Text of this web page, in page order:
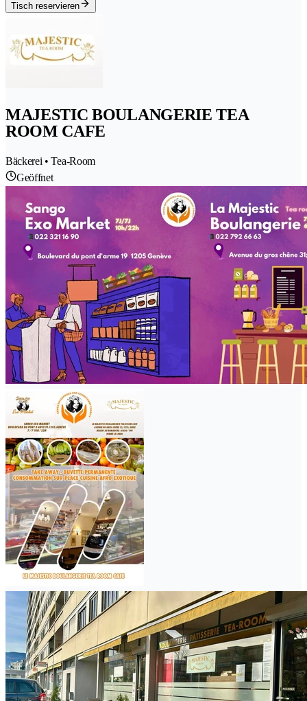
Tisch reservieren
MAJESTIC BOULANGERIE TEA
ROOM CAFE
Bäckerei • Tea-Room
Geöffnet